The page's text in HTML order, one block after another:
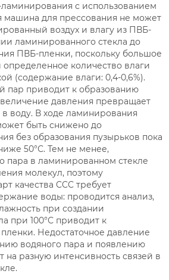
с использованием
машина для прессования не может
воздух и влагу из ПВБ-
ламинированного стекла до
ПВБ-пленки, поскольку большое
определенное количество влаги
(содержание влаги: 0,4-0,6%).
пар приводит к образованию
давления превращает
воду. В ходе ламинирования
быть снижено до
без образования пузырьков пока
50°С. Тем не менее,
пара в ламинированном стекле
молекул, поэтому
качества CCC требует
воды: проводится анализ,
при создании
при 100°С приводит к
Недостаточное давление
водяного пара и появлению
на разную интенсивность связей в